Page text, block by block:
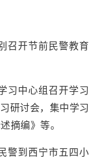
召开节前民警教育
习中心组召开学习
研讨会，集中学习
摘编》等。
警到西宁市五四小